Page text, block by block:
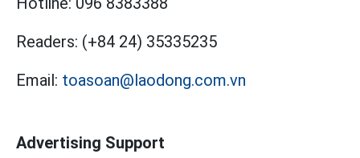
Readers: (+84 24) 35335235
Email: toasoan@laodong.com.vn
Advertising Support